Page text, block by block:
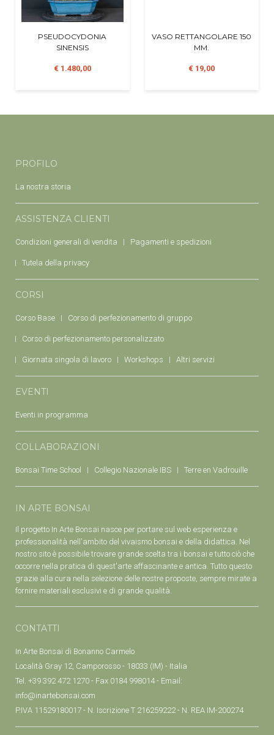
PSEUDOCYDONIA
SINENSIS
€ 1.480,00
VASO RETTANGOLARE 150
MM.
€ 19,00
PROFILO
La nostra storia
ASSISTENZA CLIENTI
Condizioni generali di vendita Pagamenti e spedizioni
Tutela della privacy
CORSI
Corso Base Corso di perfezionamento di gruppo
Corso di perfezionamento personalizzato
Giornata singola di lavoro Workshops Altri servizi
EVENTI
Eventi in programma
COLLABORAZIONI
Bonsai Time School Collegio Nazionale IBS Terre en Vadrouille
IN ARTE BONSAI
Il progetto In Arte Bonsai nasce per portare sul web esperienza e
professionalità nell'ambito del vivaismo bonsai e della didattica. Nel
nostro sito è possibile trovare grande scelta tra i bonsai e tutto ciò che
occorre nella pratica di quest'arte affascinante e antica. Tutto questo
grazie alla cura nella selezione delle nostre proposte, sempre mirate a
fornire materiali esclusivi e di grande qualità.
CONTATTI
In Arte Bonsai di Bonanno Carmelo
Località Gray 12, Camporosso - 18033 (IM) - Italia
Tel. +39 392 472 1270 - Fax 0184 998014 - Email:
info@inartebonsai.com
P.IVA 11529180017 - N. Iscrizione T 216259222 - N. REA IM-200274